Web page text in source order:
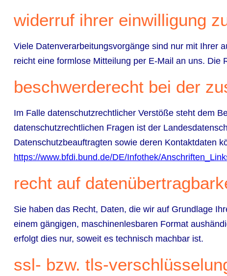
widerruf ihrer einwilligung
Viele Datenverarbeitungsvorgänge sind nur mit Ihrer
reicht eine formlose Mitteilung per E-Mail an uns.
beschwerderecht bei der
Im Falle datenschutzrechtlicher Verstöße steht dem
datenschutzrechtlichen Fragen ist der
Datenschutzbeauftragten sowie deren Kontaktdaten
https://www.bfdi.bund.de/DE/Infothek/
recht auf
Sie haben das Recht, Daten, die wir auf Grundlage
einem gängigen, maschinenlesbaren Format
erfolgt dies nur, soweit es technisch machbar ist.
ssl- bzw. tls-